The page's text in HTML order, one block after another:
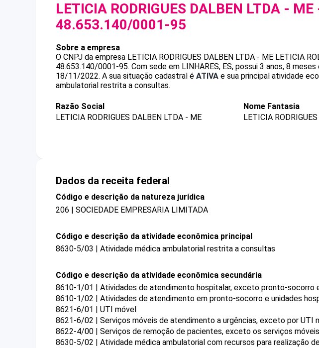
LETICIA RODRIGUES DALBEN LTDA - ME
48.653.140/0001-95
Sobre a empresa
O CNPJ da empresa LETICIA RODRIGUES DALBEN LTDA - ME LETICIA
48.653.140/0001-95. Com sede em LINHARES, ES, possui 3 anos, 8
18/11/2022. A sua situação cadastral é ATIVA e sua principal atividade
ambulatorial restrita a consultas.
Razão Social
LETICIA RODRIGUES DALBEN LTDA - ME
Nome Fantasia
LETICIA
Dados da receita federal
Código e descrição da natureza jurídica
206 | SOCIEDADE EMPRESARIA LIMITADA
Código e descrição da atividade econômica principal
8630-5/03 | Atividade médica ambulatorial restrita a consultas
Código e descrição da atividade econômica secundária
8610-1/01 | Atividades de atendimento hospitalar, exceto pronto-socorro
8610-1/02 | Atividades de atendimento em pronto-socorro e unidades
8621-6/01 | UTI móvel
8621-6/02 | Serviços móveis de atendimento a urgências, exceto por UTI
8622-4/00 | Serviços de remoção de pacientes, exceto os serviços
8630-5/02 | Atividade médica ambulatorial com recursos para realização